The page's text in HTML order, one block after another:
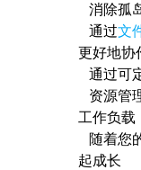
消除孤
通过文
更好地协
通过可
资源管
工作负载
随着您
起成长